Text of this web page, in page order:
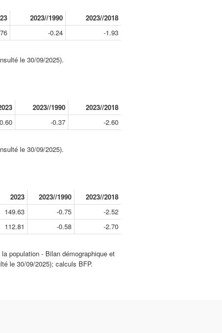
2023//1990
2023//2018
-0.24
-1.93
le 30/09/2025).
2023//1990
2023//2018
-0.37
-2.60
le 30/09/2025).
2023 2023//1990
2023//2018
149.63 -0.75
-2.52
112.81 -0.58
-2.70
population - Bilan démographique et
le 30/09/2025); calculs BFP.